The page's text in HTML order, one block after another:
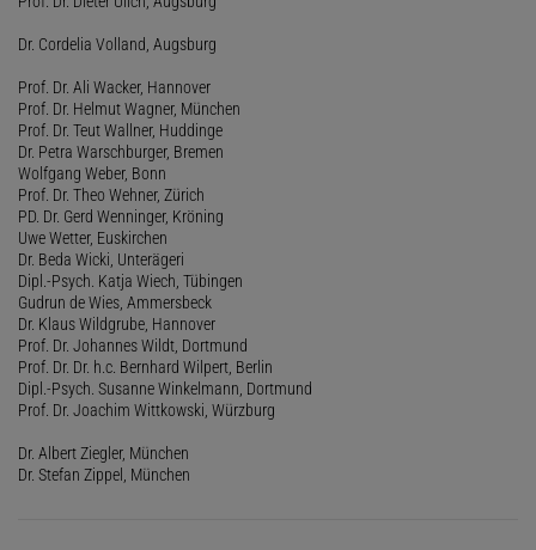
Dr. Cordelia Volland, Augsburg
Prof. Dr. Ali Wacker, Hannover
Prof. Dr. Helmut Wagner, München
Prof. Dr. Teut Wallner, Huddinge
Dr. Petra Warschburger, Bremen
Wolfgang Weber, Bonn
Prof. Dr. Theo Wehner, Zürich
PD. Dr. Gerd Wenninger, Kröning
Uwe Wetter, Euskirchen
Dr. Beda Wicki, Unterägeri
Dipl.-Psych. Katja Wiech, Tübingen
Gudrun de Wies, Ammersbeck
Dr. Klaus Wildgrube, Hannover
Prof. Dr. Johannes Wildt, Dortmund
Prof. Dr. Dr. h.c. Bernhard Wilpert, Berlin
Dipl.-Psych. Susanne Winkelmann, Dortmund
Prof. Dr. Joachim Wittkowski, Würzburg
Dr. Albert Ziegler, München
Dr. Stefan Zippel, München